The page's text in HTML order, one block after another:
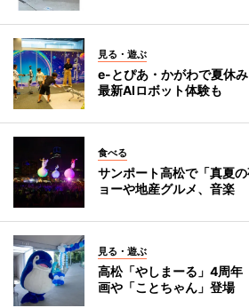
見る・遊ぶ
e-とぴあ・かがわで夏休
最新AIロボット体験も
食べる
サンポート高松で「真夏
ョーや地産グルメ、音楽
見る・遊ぶ
高松「やしまーる」4周
画や「ことちゃん」登場